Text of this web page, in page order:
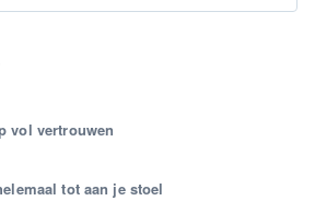
vol vertrouwen
tot aan je stoel